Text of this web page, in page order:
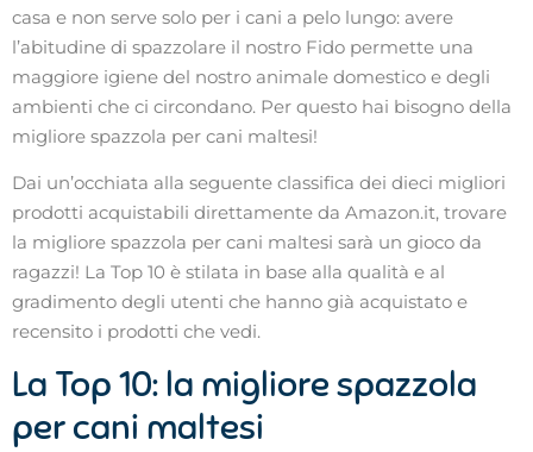
casa e non serve solo per i cani a pelo lungo: avere
l’abitudine di spazzolare il nostro Fido permette una
maggiore igiene del nostro animale domestico e degli
ambienti che ci circondano. Per questo hai bisogno della
migliore spazzola per cani maltesi!
Dai un’occhiata alla seguente classifica dei dieci migliori
prodotti acquistabili direttamente da Amazon.it, trovare
la migliore spazzola per cani maltesi sarà un gioco da
ragazzi! La Top 10 è stilata in base alla qualità e al
gradimento degli utenti che hanno già acquistato e
recensito i prodotti che vedi.
La Top 10: la migliore spazzola
per cani maltesi